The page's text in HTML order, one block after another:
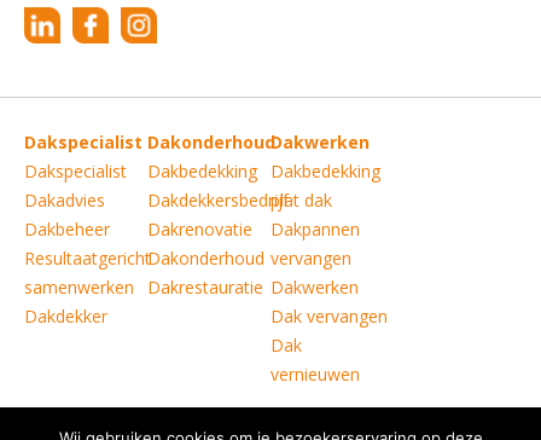
Dakspecialist
Dakspecialist
Dakadvies
Dakbeheer
Resultaatgericht
samenwerken
Dakdekker
Dakonderhoud
Dakbedekking
Dakdekkersbedrijf
Dakrenovatie
Dakonderhoud
Dakrestauratie
Dakwerken
Dakbedekking
plat dak
Dakpannen
vervangen
Dakwerken
Dak vervangen
Dak
vernieuwen